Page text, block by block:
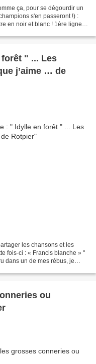
ça, pour se dégourdir un
s'en passeront !) :
en noir et blanc ! 1ère ligne,
... Les
j’aime … de
les chansons et les
fois-ci : « Francis blanche » "
dans un de mes rébus, je
ou